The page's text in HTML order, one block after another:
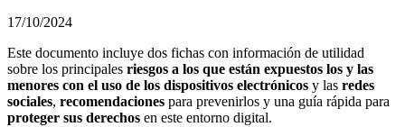
17/10/2024
Este documento incluye dos fichas con información de utilidad
sobre los principales riesgos a los que están expuestos los y las
menores con el uso de los dispositivos electrónicos y las redes
sociales, recomendaciones para prevenirlos y una guía rápida para
proteger sus derechos en este entorno digital.